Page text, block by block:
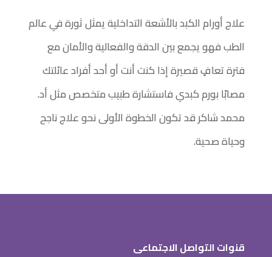
علاج أورام الكبد بالأشعة التداخلية يمثل ثورة في عالم
الطب فهو يجمع بين الدقة والفعالية والأمان مع
فترة تعافٍ قصيرة إذا كنت أنت أو أحد أفراد عائلتك
مصابًا بورم كبدي فاستشارة طبيب متخصص مثل أد.
محمد شاكر قد تكون الخطوة الأولى نحو علاج ناجح
وحياة صحية.
قنوات التواصل الاجتماعى